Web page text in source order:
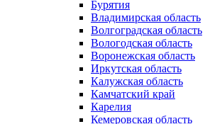
Бурятия
Владимирская область
Волгоградская область
Вологодская область
Воронежская область
Иркутская область
Калужская область
Камчатский край
Карелия
Кемеровская область